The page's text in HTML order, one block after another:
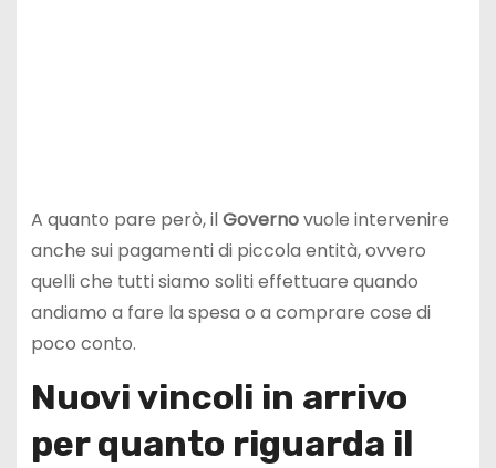
A quanto pare però, ilGovernovuole intervenire
anche sui pagamenti di piccola entità, ovvero
quelli che tutti siamo soliti effettuare quando
andiamo a fare la spesa o a comprare cose di
poco conto.
Nuovi vincoli in arrivo
per quanto riguarda il